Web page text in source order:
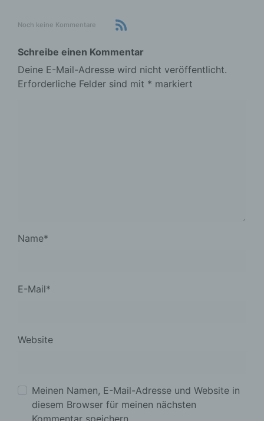
Noch keine Kommentare
Schreibe einen Kommentar
Deine E-Mail-Adresse wird nicht veröffentlicht.
Erforderliche Felder sind mit * markiert
Name*
E-Mail*
Website
Meinen Namen, E-Mail-Adresse und Website in
diesem Browser für meinen nächsten